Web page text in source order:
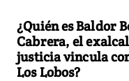
¿Quién es Baldor
Cabrera, el
justicia vincula
Los Lobos?